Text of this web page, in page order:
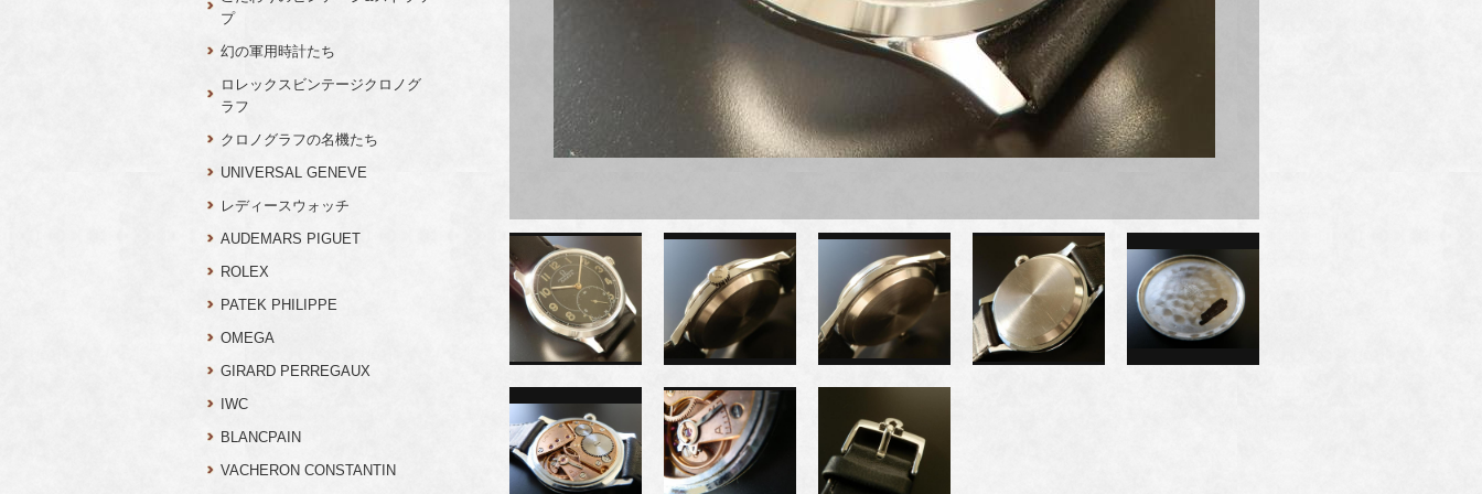
プ
幻の軍用時計たち
ロレックスビンテージクロノグ
ラフ
クロノグラフの名機たち
UNIVERSAL GENEVE
レディースウォッチ
AUDEMARS PIGUET
ROLEX
PATEK PHILIPPE
OMEGA
GIRARD PERREGAUX
IWC
BLANCPAIN
VACHERON CONSTANTIN